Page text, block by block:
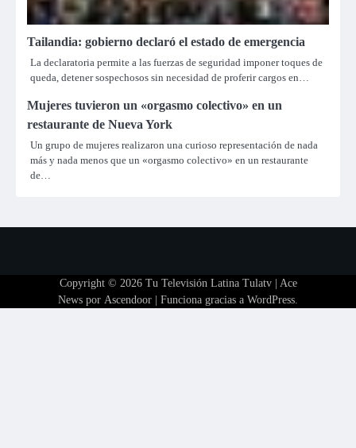
Tailandia: gobierno declaró el estado de emergencia
La declaratoria permite a las fuerzas de seguridad imponer toques de
queda, detener sospechosos sin necesidad de proferir cargos en…
Mujeres tuvieron un «orgasmo colectivo» en un
restaurante de Nueva York
Un grupo de mujeres realizaron una curioso representación de nada
más y nada menos que un «orgasmo colectivo» en un restaurante
de…
Copyright © 2026 Tu Televisión Latina Tulatv| Ace
News por Ascendoor | Funciona gracias a WordPress